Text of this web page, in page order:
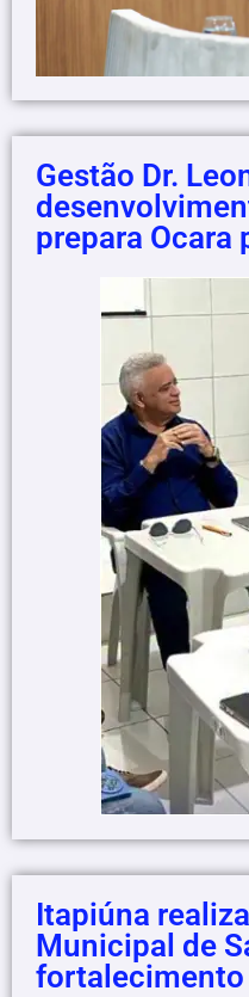
Gestão Dr.
prepara Ocara
Itapiúna
Municipal de
fortalecimento